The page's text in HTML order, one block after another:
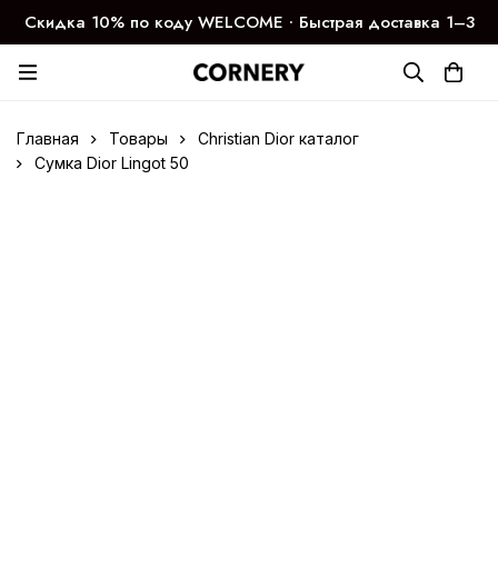
Скидка 10% по коду WELCOME ∙ Быстрая доставка 1–3
дня
Главная Товары
Christian Dior каталог
Сумка Dior Lingot 50